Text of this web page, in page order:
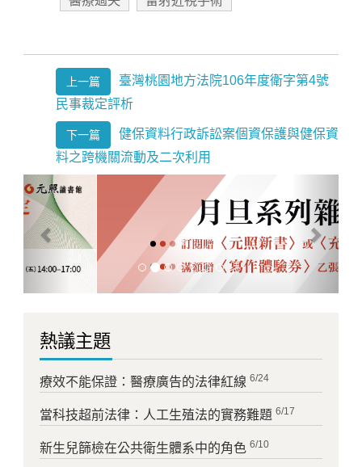
上一篇
臺灣桃園地方法院106年度衛字第4號
民事裁定評析
下一篇
健保資料行政訴訟案個資保護與健保資
料之跨機關流動及二次利用
Previous
熱議主題
療效不能保證：醫療廣告的法律紅線 6/24
當科技超前法律：人工生殖法的實務難題 6/17
新生兒篩檢在公共衛生體系中的角色 6/10